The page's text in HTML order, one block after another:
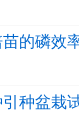
苗的磷效
引种盆栽